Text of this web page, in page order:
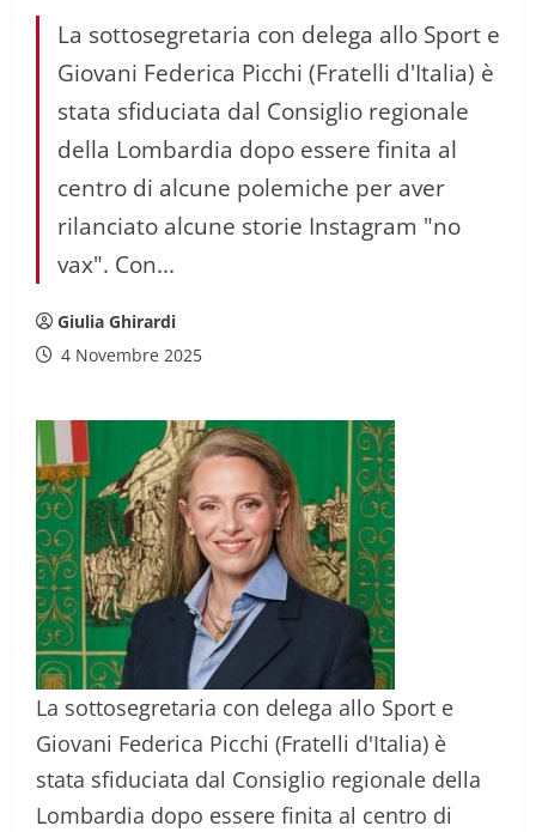
La sottosegretaria con delega allo Sport e
Giovani Federica Picchi (Fratelli d'Italia) è
stata sfiduciata dal Consiglio regionale
della Lombardia dopo essere finita al
centro di alcune polemiche per aver
rilanciato alcune storie Instagram "no
vax". Con...
Giulia Ghirardi
4 Novembre 2025
La sottosegretaria con delega allo Sport e
Giovani Federica Picchi (Fratelli d'Italia) è
stata sfiduciata dal Consiglio regionale della
Lombardia dopo essere finita al centro di